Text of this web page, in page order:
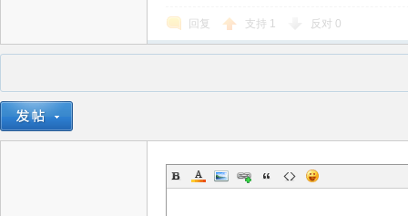
回复 支持 1 反对 0